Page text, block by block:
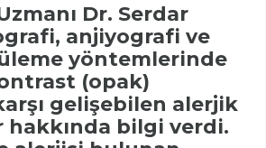
Dr. Serdar
anjiyografi ve
yöntemlerinde
(opak)
gelişebilen alerjik
hakkında bilgi verdi.